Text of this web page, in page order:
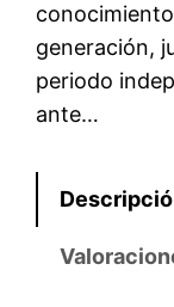
generación,
periodo
ante…